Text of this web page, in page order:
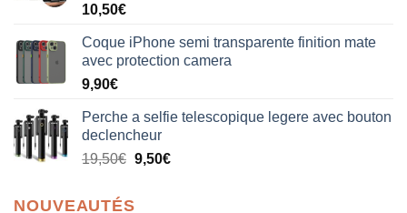
Note5.00
10,50€
Coque iPhone semi transparente finition mate
avec protection camera
9,90€
Perche a selfie telescopique legere avec bouton
declencheur
19,50€ 9,50€
NOUVEAUTÉS